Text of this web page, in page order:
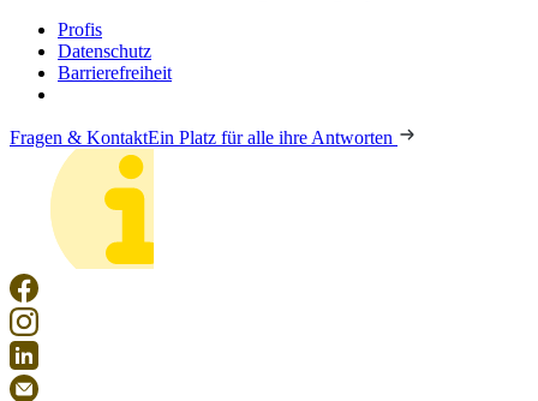
Profis
Datenschutz
Barrierefreiheit
Fragen & KontaktEin Platz für alle ihre Antworten